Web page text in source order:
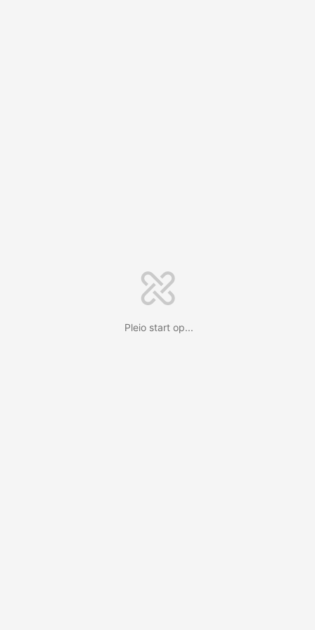
Pleio start op...